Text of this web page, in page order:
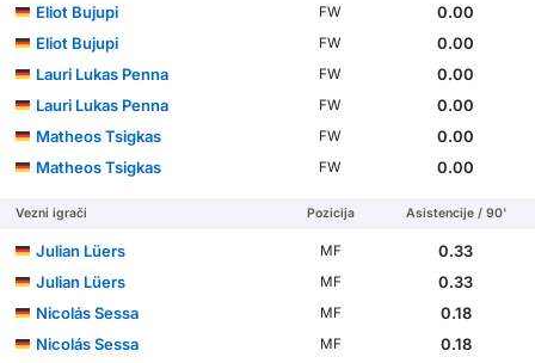
Eliot Bujupi
FW
0.00
Eliot Bujupi
FW
0.00
Lauri Lukas Penna
FW
0.00
Lauri Lukas Penna
FW
0.00
Matheos Tsigkas
FW
0.00
Matheos Tsigkas
FW 0.00
Vezni igrači Pozicija Asistencije / 90'
Julian Lüers MF
0.33
Julian Lüers
MF
0.33
Nicolás Sessa
MF
0.18
Nicolás Sessa
MF
0.18